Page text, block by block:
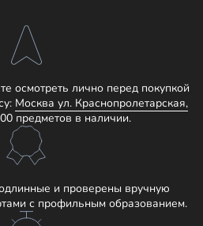
осмотреть лично перед покупкой
Москва ул. Краснопролетарская,
предметов в наличии.
и проверены вручную
с профильным образованием.